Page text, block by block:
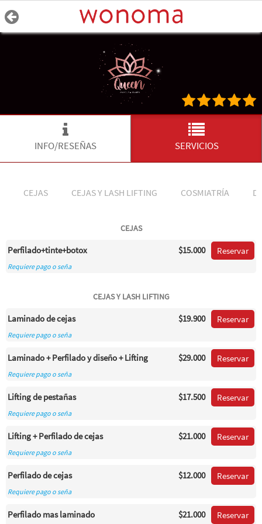
INFO/RESEÑAS SERVICIOS
CEJAS CEJAS Y LASH LIFTING COSMIATRÍA
CEJAS
Perfilado+tinte+botox $15.000 Reservar
Requiere pago o seña
CEJAS Y LASH LIFTING
Laminado de cejas $19.900 Reservar
Requiere pago o seña
Laminado + Perfilado y diseño + Lifting $29.000 Reservar
Requiere pago o seña
Lifting de pestañas $17.500 Reservar
Requiere pago o seña
Lifting + Perfilado de cejas $21.000 Reservar
Requiere pago o seña
Perfilado de cejas $12.000 Reservar
Requiere pago o seña
Perfilado mas laminado $21.000 Reservar